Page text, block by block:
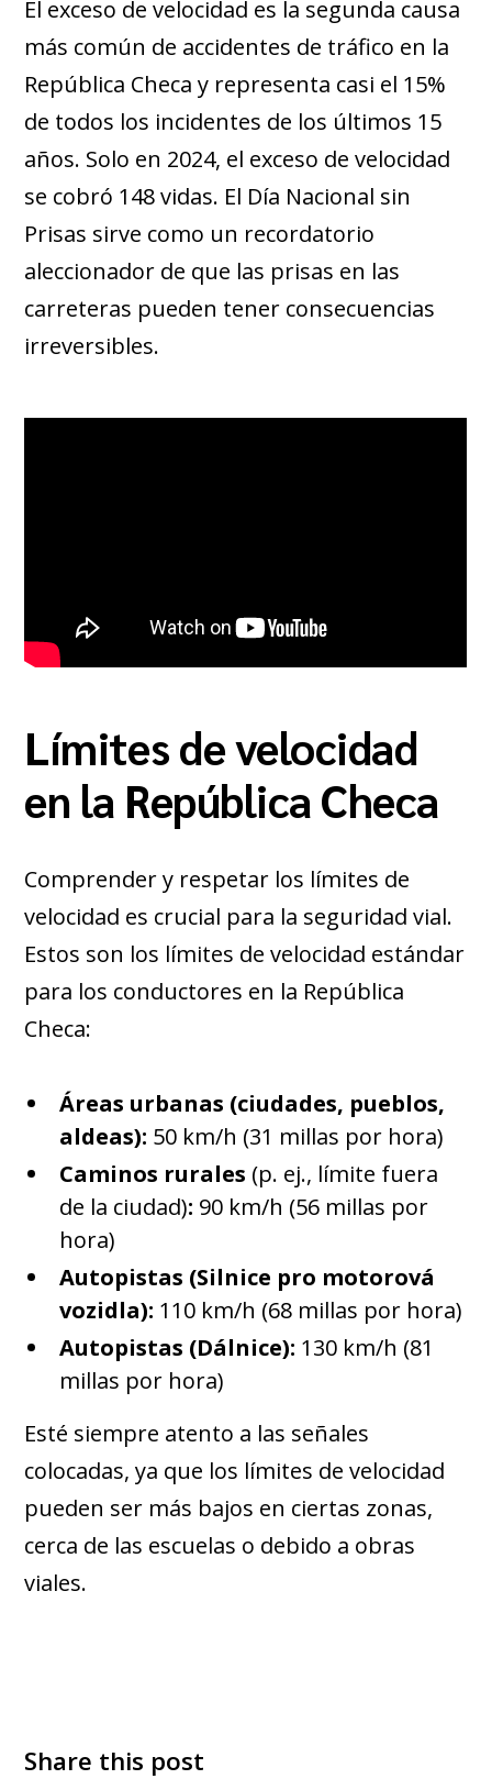
El exceso de velocidad es la segunda causa
más común de accidentes de tráfico en la
República Checa y representa casi el 15%
de todos los incidentes de los últimos 15
años. Solo en 2024, el exceso de velocidad
se cobró 148 vidas. El Día Nacional sin
Prisas sirve como un recordatorio
aleccionador de que las prisas en las
carreteras pueden tener consecuencias
irreversibles.
Límites de velocidad
en la República Checa
Comprender y respetar los límites de
velocidad es crucial para la seguridad vial.
Estos son los límites de velocidad estándar
para los conductores en la República
Checa:
Áreas urbanas (ciudades, pueblos,
aldeas): 50 km/h (31 millas por hora)
Caminos rurales (p. ej., límite fuera
de la ciudad): 90 km/h (56 millas por
hora)
Autopistas (Silnice pro motorová
vozidla): 110 km/h (68 millas por hora)
Autopistas (Dálnice): 130 km/h (81
millas por hora)
Esté siempre atento a las señales
colocadas, ya que los límites de velocidad
pueden ser más bajos en ciertas zonas,
cerca de las escuelas o debido a obras
viales.
Share this post